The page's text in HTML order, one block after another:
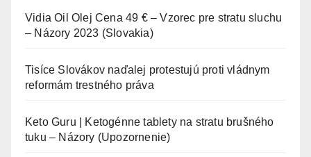
Vidia Oil Olej Cena 49 € – Vzorec pre stratu sluchu
– Názory 2023 (Slovakia)
Tisíce Slovákov naďalej protestujú proti vládnym
reformám trestného práva
Keto Guru | Ketogénne tablety na stratu brušného
tuku – Názory (Upozornenie)